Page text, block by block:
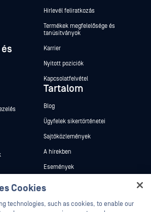
Hírlevél feliratkozás
Termékek megfelelősége és
tanúsítványok
Karrier
Nyitott pozíciók
Kapcsolatfelvétel
Tartalom
Blog
Ügyfelek sikertörténetei
Sajtóközlemények
A hírekben
Események
Cookies
technologies, such as cookies, to enable our
Hey there!